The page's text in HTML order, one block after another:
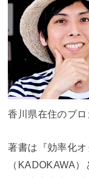
香川県在住のブ
著書は『効率化オ
（KADOKAWA